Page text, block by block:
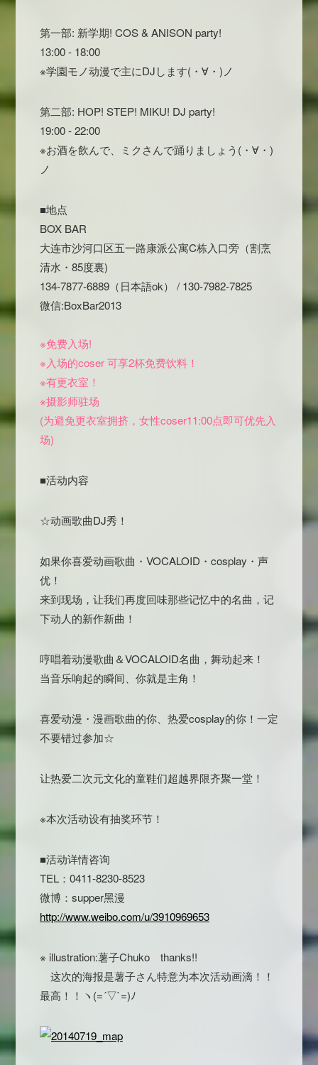
第一部: 新学期! COS & ANISON party!
13:00 - 18:00
※学園モノ动漫で主にDJします(・∀・)ノ
第二部: HOP! STEP! MIKU! DJ party!
19:00 - 22:00
※お酒を飲んで、ミクさんで踊りましょう(・∀・)
ノ
■地点
BOX BAR
大连市沙河口区五一路康派公寓C栋入口旁（割烹
清水・85度裏)
134-7877-6889（日本語ok） / 130-7982-7825
微信:BoxBar2013
※免费入场!
※入场的coser 可享2杯免费饮料！
※有更衣室！
※摄影师驻场
(为避免更衣室拥挤，女性coser11:00点即可优先入
场)
■活动内容
☆动画歌曲DJ秀！
如果你喜爱动画歌曲・VOCALOID・cosplay・声
优！
来到现场，让我们再度回味那些记忆中的名曲，记
下动人的新作新曲！
哼唱着动漫歌曲＆VOCALOID名曲，舞动起来！
当音乐响起的瞬间、你就是主角！
喜爱动漫・漫画歌曲的你、热爱cosplay的你！一定
不要错过参加☆
让热爱二次元文化的童鞋们超越界限齐聚一堂！
※本次活动设有抽奖环节！
■活动详情咨询
TEL：0411-8230-8523
微博：supper黑漫
http://www.weibo.com/u/3910969653
※ illustration:薯子Chuko thanks!!
这次的海报是薯子さん特意为本次活动画滴！！
最高！！ヽ(=´▽`=)ﾉ